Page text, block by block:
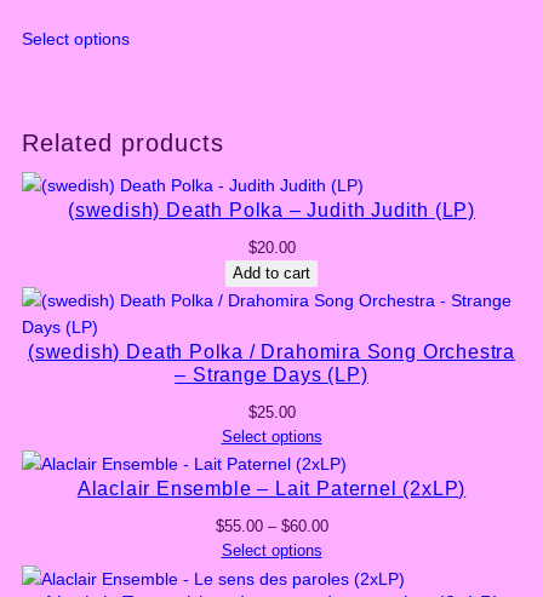
Select optionsproduct
The
options
may
product
page
Related products
(swedish) Death Polka – Judith Judith (LP)
$20.00
Add to cart
(swedish) Death Polka / Drahomira Song Orchestra
– Strange Days (LP)
$25.00
Select options
Alaclair Ensemble – Lait Paternel (2xLP)
$55.00 – $60.00Price
$55.00
Select options